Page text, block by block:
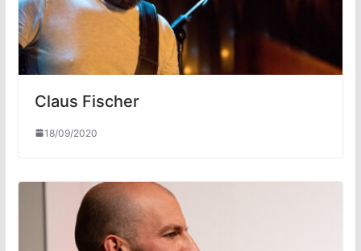
Claus Fischer
18/09/2020